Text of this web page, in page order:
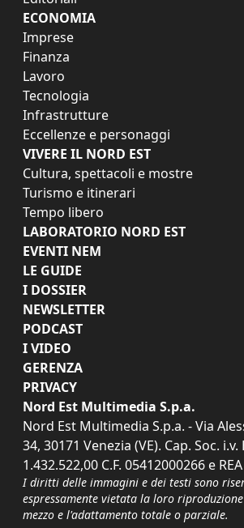
ECONOMIA
Imprese
Finanza
Lavoro
Tecnologia
Infrastrutture
Eccellenze e personaggi
VIVERE IL NORD EST
Cultura, spettacoli e mostre
Turismo e itinerari
Tempo libero
LABORATORIO NORD EST
EVENTI NEM
LE GUIDE
I DOSSIER
NEWSLETTER
PODCAST
I VIDEO
GERENZA
PRIVACY
Nord Est Multimedia S.p.a.
Nord Est Multimedia S.p.a. - Via
34, 30171 Venezia (VE). Cap. Soc. i.v.
1.432.522,00 C.F. 05412000266 e
I diritti delle immagini e dei testi sono
espressamente vietata la loro
mezzo e l'adattamento totale o parziale.